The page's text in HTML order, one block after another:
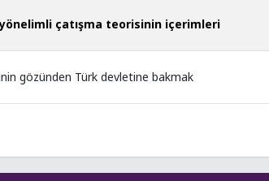
çatışma teorisinin içerimleri
gözünden Türk devletine bakmak